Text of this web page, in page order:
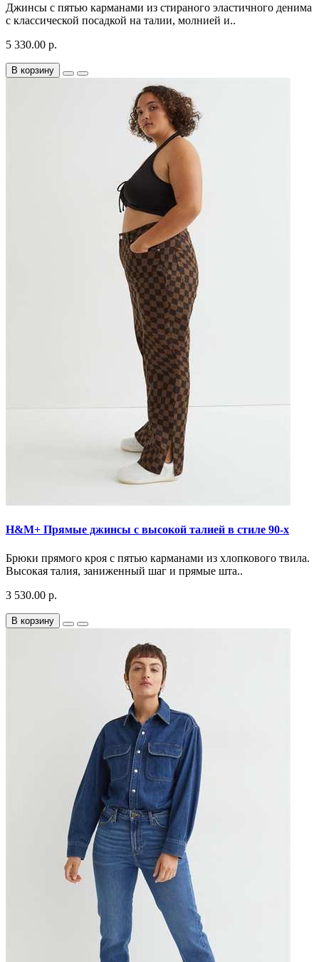
Джинсы с пятью карманами из стираного эластичного денима
с классической посадкой на талии, молнией и..
5 330.00 р.
В корзину
H&M+ Прямые джинсы с высокой талией в стиле 90-х
Брюки прямого кроя с пятью карманами из хлопкового твила.
Высокая талия, заниженный шаг и прямые шта..
3 530.00 р.
В корзину